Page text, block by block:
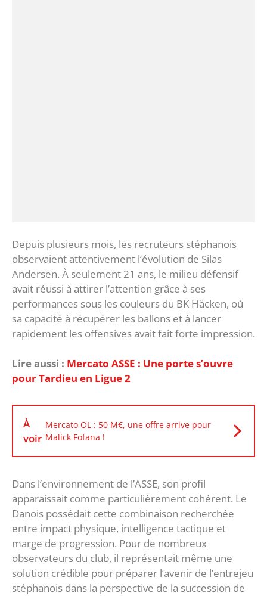
‎Depuis plusieurs mois, les recruteurs stéphanois
observaient attentivement l’évolution de Silas
Andersen. À seulement 21 ans, le milieu défensif
avait réussi à attirer l’attention grâce à ses
performances sous les couleurs du BK Häcken, où
sa capacité à récupérer les ballons et à lancer
rapidement les offensives avait fait forte impression.
Lire aussi : Mercato ASSE : Une porte s’ouvre
pour Tardieu en Ligue 2
À
voir
Mercato OL : 50 M€, une offre arrive pour
Malick Fofana !
‎Dans l’environnement de l’ASSE, son profil
apparaissait comme particulièrement cohérent. Le
Danois possédait cette combinaison recherchée
entre impact physique, intelligence tactique et
marge de progression. Pour de nombreux
observateurs du club, il représentait même une
solution crédible pour préparer l’avenir de l’entrejeu
stéphanois dans la perspective de la succession de